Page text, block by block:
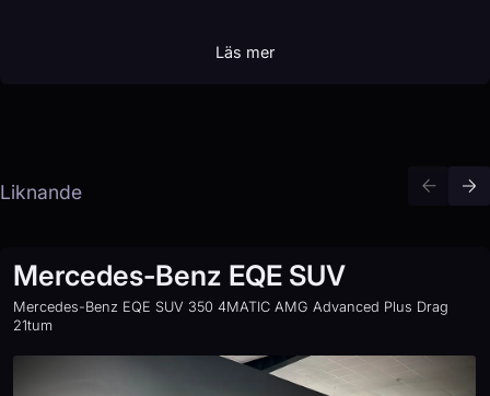
Backstartshjälp
Broms-assistans
Centrallås (fjärrstyrt)
Delbart baksäte
Digitalradio (DAB)
Läs mer
Liknande
Mercedes-Benz EQE SUV
Mercedes-Benz EQE SUV 350 4MATIC AMG Advanced Plus Drag
21tum